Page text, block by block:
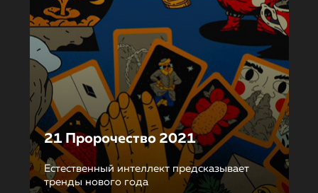
21 Пророчество 2021
Естественный интеллект предсказывает
тренды нового года